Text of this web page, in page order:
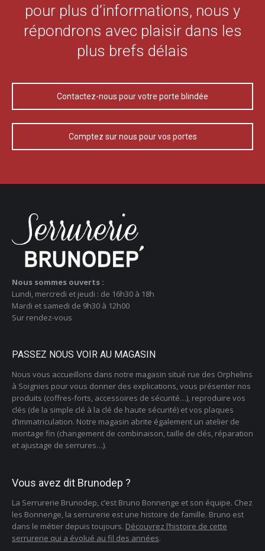
pour plus d’informations, nous y
répondrons avec plaisir dans les
plus brefs délais
Contactez-nous pour votre porte blindée
Comptez sur nous pour vos portes
Nous sommes ouverts :
Lundi, mercredi et jeudi : de 16h30 à 18h
Mardi et samedi de 9h30 à 12h00
Sur rendez-vous
PASSEZ NOUS VOIR AU MAGASIN
Nous vous accueillons dans notre magasin situé rue des Orphelins
à Soignies pour vous donner des explications, vous présenter nos
produits (coffres-forts, accessoires de sécurité…), reproduire vos
clés (de la simple clé à la clé de haute sécurité) et vos plaques
d’immatriculation. Notre magasin abrite également un atelier de
montage fin (changement de combinaison, taille de clés, réparation
et ajustage de serrures…).
Vous avez dit Brunodep ?
La Serrurerie Brunodep, c’est Bruno Bonnenge et son équipe. Chez
les Bonnenge, la serrurerie est une histoire de famille. Bruno est
dans le métier depuis toujours. Découvrez l’histoire de cette
serrurerie qui a évolué au fil des années.